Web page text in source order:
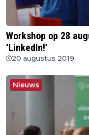
Workshop op 28
‘LinkedIn!’
20 augustus 2019
Nieuws